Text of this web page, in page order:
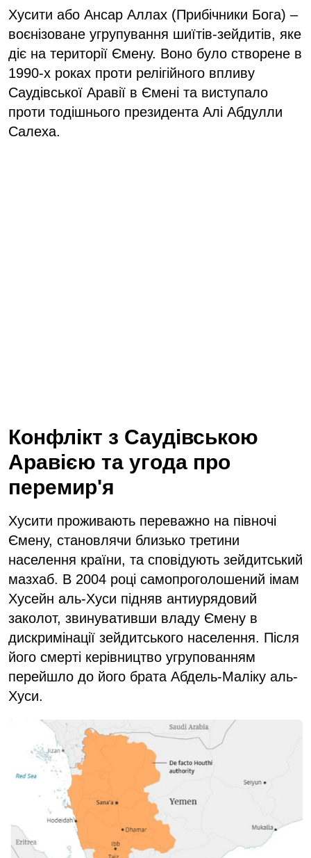
Хусити або Ансар Аллах (Прибічники Бога) –
воєнізоване угрупування шиїтів-зейдитів, яке
діє на території Ємену. Воно було створене в
1990-х роках проти релігійного впливу
Саудівської Аравії в Ємені та виступало
проти тодішнього президента Алі Абдулли
Салеха.
Конфлікт з Саудівською
Аравією та угода про
перемир'я
Хусити проживають переважно на півночі
Ємену, становлячи близько третини
населення країни, та сповідують зейдитський
мазхаб. В 2004 році самопроголошений імам
Хусейн аль-Хуси підняв антиурядовий
заколот, звинувативши владу Ємену в
дискримінації зейдитського населення. Після
його смерті керівництво угрупованням
перейшло до його брата Абдель-Маліку аль-
Хуси.